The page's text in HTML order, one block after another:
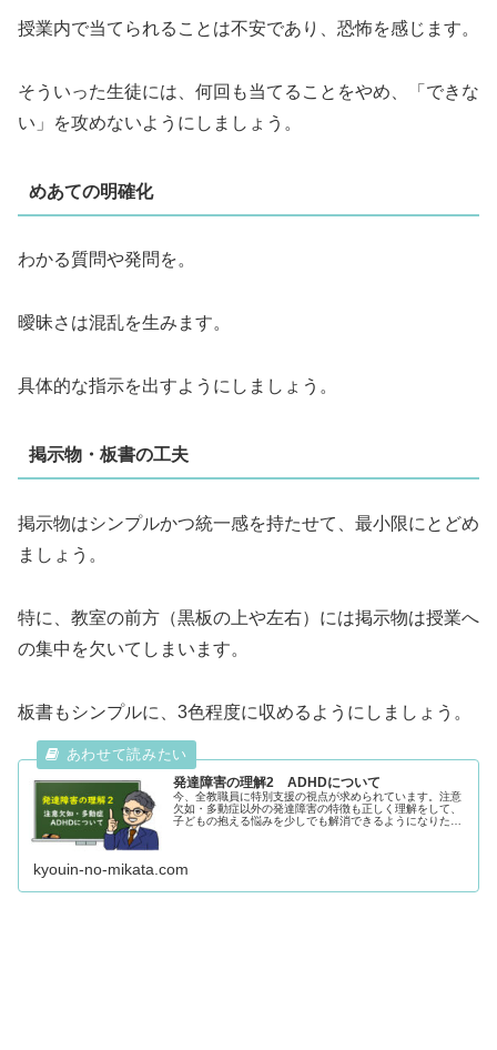
授業内で当てられることは不安であり、恐怖を感じます。
そういった生徒には、何回も当てることをやめ、「できな
い」を攻めないようにしましょう。
めあての明確化
わかる質問や発問を。
曖昧さは混乱を生みます。
具体的な指示を出すようにしましょう。
掲示物・板書の工夫
掲示物はシンプルかつ統一感を持たせて、最小限にとどめ
ましょう。
特に、教室の前方（黒板の上や左右）には掲示物は授業へ
の集中を欠いてしまいます。
板書もシンプルに、3色程度に収めるようにしましょう。
発達障害の理解2 ADHDについて
今、全教職員に特別支援の視点が求められています。注意
欠如・多動症以外の発達障害の特徴も正しく理解をして、
子どもの抱える悩みを少しでも解消できるようになりたい
kyouin-no-mikata.com